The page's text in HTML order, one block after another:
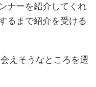
ナーを紹介してくれ
るまで紹介を受ける
えそうなところを選